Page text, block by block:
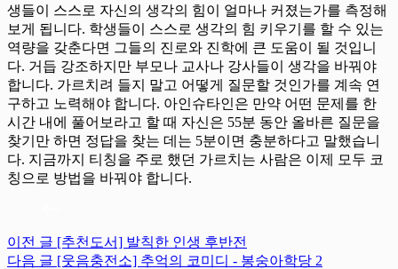
생들이 스스로 자신의 생각의 힘이 얼마나 커졌는가를 측정해
보게 됩니다. 학생들이 스스로 생각의 힘 키우기를 할 수 있는
역량을 갖춘다면 그들의 진로와 진학에 큰 도움이 될 것입니
다. 거듭 강조하지만 부모나 교사나 강사들이 생각을 바꿔야
합니다. 가르치려 들지 말고 어떻게 질문할 것인가를 계속 연
구하고 노력해야 합니다. 아인슈타인은 만약 어떤 문제를 한
시간 내에 풀어보라고 할 때 자신은 55분 동안 올바른 질문을
찾기만 하면 정답을 찾는 데는 5분이면 충분하다고 말했습니
다. 지금까지 티칭을 주로 했던 가르치는 사람은 이제 모두 코
칭으로 방법을 바꿔야 합니다.
이전 글 [추천도서] 발칙한 인생 후반전
다음 글 [웃음충전소] 추억의 코미디 - 봉숭아학당 2